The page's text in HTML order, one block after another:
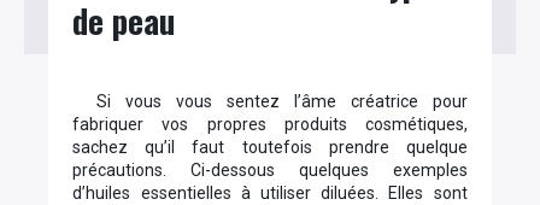
de peau
Si vous vous sentez l’âme créatrice pour
fabriquer vos propres produits cosmétiques,
sachez qu’il faut toutefois prendre quelque
précautions. Ci-dessous quelques exemples
d’huiles essentielles à utiliser diluées. Elles sont